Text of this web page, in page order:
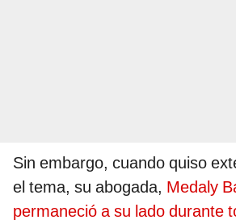
Sin embargo, cuando quiso
el tema, su abogada, Medaly
permaneció a su lado durante